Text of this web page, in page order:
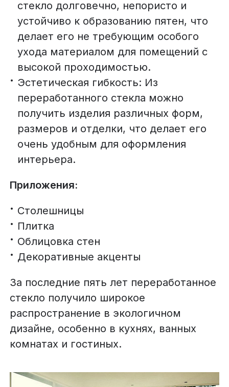
стекло долговечно, непористо и
устойчиво к образованию пятен, что
делает его не требующим особого
ухода материалом для помещений с
высокой проходимостью.
Эстетическая гибкость: Из
переработанного стекла можно
получить изделия различных форм,
размеров и отделки, что делает его
очень удобным для оформления
интерьера.
Приложения:
Столешницы
Плитка
Облицовка стен
Декоративные акценты
За последние пять лет переработанное
стекло получило широкое
распространение в экологичном
дизайне, особенно в кухнях, ванных
комнатах и гостиных.